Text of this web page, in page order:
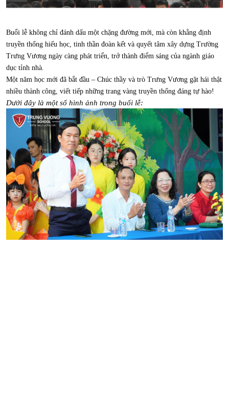
Buổi lễ không chỉ đánh dấu một chặng đường mới, mà còn khẳng định
truyền thống hiếu học, tinh thần đoàn kết và quyết tâm xây dựng Trường
Trưng Vương ngày càng phát triển, trở thành điểm sáng của ngành giáo
dục tỉnh nhà.
Một năm học mới đã bắt đầu – Chúc thầy và trò Trưng Vương gặt hái thật
nhiều thành công, viết tiếp những trang vàng truyền thống đáng tự hào!
Dưới đây là một số hình ảnh trong buổi lễ: